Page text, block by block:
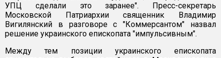
УПЦ сделали это заранее". Пресс-секретарь
Московской Патриархии священник Владимир
Вигилянский в разговоре с "Коммерсантом" назвал
решение украинского епископата "импульсивным".
Между тем позиции украинского епископата